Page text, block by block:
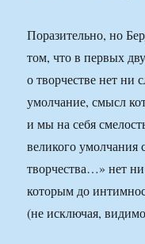
Поразительно, но
том, что в первых
о творчестве нет ни
умолчание, смысл
и мы на себя
великого
творчества…» нет
которым до
(не исключая,